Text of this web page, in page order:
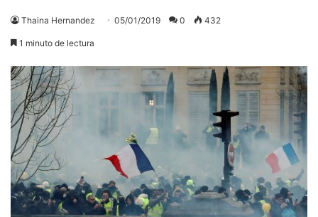
Thaina Hernandez 05/01/2019 0 432
1 minuto de lectura